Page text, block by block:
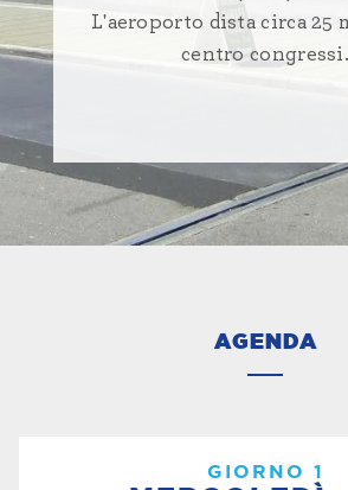
L'aeroporto dista circa 25
centro congressi.
AGENDA
GIORNO 1